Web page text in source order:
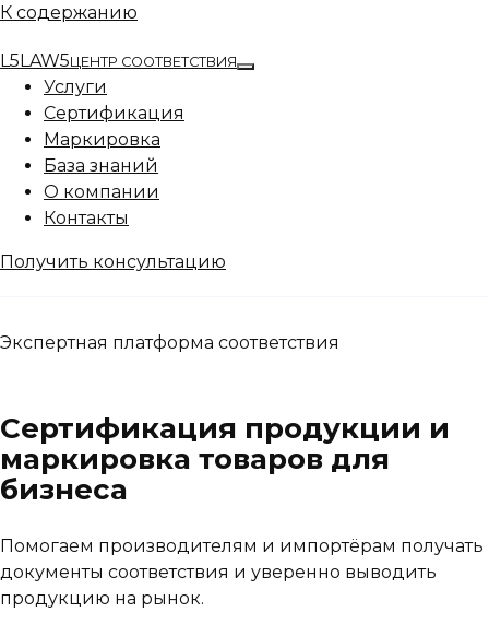
К содержанию
L5LAW5ЦЕНТР СООТВЕТСТВИЯ
Услуги
Сертификация
Маркировка
База знаний
О компании
Контакты
Получить консультацию
Экспертная платформа соответствия
Сертификация продукции и
маркировка товаров для
бизнеса
Помогаем производителям и импортёрам получать
документы соответствия и уверенно выводить
продукцию на рынок.